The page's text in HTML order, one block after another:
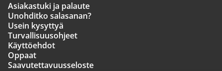
Asiakastuki ja palaute
Unohditko salasanan?
Usein kysyttyä
Turvallisuusohjeet
Käyttöehdot
Oppaat
Saavutettavuusseloste